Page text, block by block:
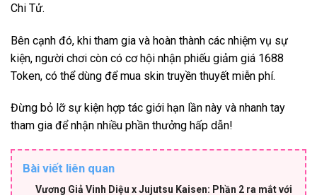
Chi Tử.
Bên cạnh đó, khi tham gia và hoàn thành các nhiệm vụ sự
kiện, người chơi còn có cơ hội nhận phiếu giảm giá 1688
Token, có thể dùng để mua skin truyền thuyết miễn phí.
Đừng bỏ lỡ sự kiện hợp tác giới hạn lần này và nhanh tay
tham gia để nhận nhiều phần thưởng hấp dẫn!
Bài viết liên quan
Vương Giả Vinh Diệu x Jujutsu Kaisen: Phần 2 ra mắt với